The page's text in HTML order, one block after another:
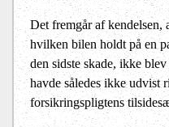
Det fremgår af kendelsen,
hvilken bilen holdt på en
den sidste skade, ikke
havde således ikke udvist
forsikringspligtens